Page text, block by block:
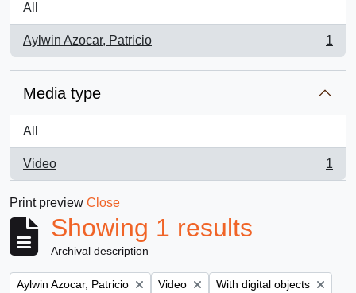
All
Aylwin Azocar, Patricio
, 1 results
1
Media type
All
Video
, 1 results
1
Print preview Close
Showing 1 results
Archival description
Remove filter:
Aylwin Azocar, Patricio Remove filter:
Video Remove filter:
With digital objects